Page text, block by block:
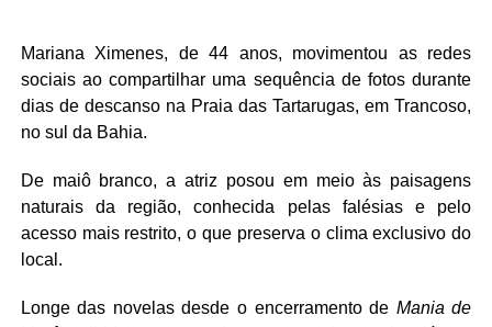
Mariana Ximenes, de 44 anos, movimentou as redes
sociais ao compartilhar uma sequência de fotos durante
dias de descanso na Praia das Tartarugas, em Trancoso,
no sul da Bahia.
De maiô branco, a atriz posou em meio às paisagens
naturais da região, conhecida pelas falésias e pelo
acesso mais restrito, o que preserva o clima exclusivo do
local.
Longe das novelas desde o encerramento de Mania de